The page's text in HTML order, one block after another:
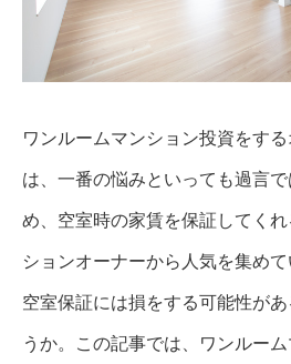
ワンルームマンション投資をす
は、一番の悩みといっても過言
め、空室時の家賃を保証してく
ションオーナーから人気を集め
空室保証には損をする可能性が
うか。この記事では、ワンルー